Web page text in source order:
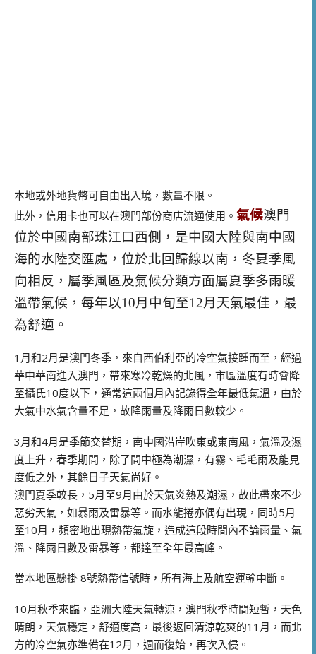
本地或外地貨幣可自由出入境，數量不限。
此外，信用卡也可以在澳門部份商店流通使用。 氣候澳門
位於中國南部珠江口西側，是中國大陸與南中國
海的水陸交匯處，位於北回歸線以南，冬夏季風
向相反，屬季風區及氣候分類方面屬夏季多雨暖
溫帶氣候，每年以10月中旬至12月天氣最佳，最
為舒適。
1月和2月是澳門冬季，來自西伯利亞的冷空氣接踵而至，經過
華中華南進入澳門，帶來寒冷乾燥的北風，市區溫度有時會降
至攝氏10度以下，通常這兩個月內記錄得全年最低氣溫，由於
大氣中水氣含量不足，故降雨量及降雨日數較少。
3月和4月是季節交替期，南中國沿岸吹東或東南風，氣溫及濕
度上升，春季期間，除了間中極為潮濕，有霧、毛毛雨及能見
度低之外，其餘日子天氣尚好。
澳門夏季較長，5月至9月由於天氣炎熱及潮濕，故此帶來不少
惡劣天氣，如暴雨及雷暴等。而水龍捲亦偶有出現，同時5月
至10月，頻密地出現熱帶氣旋，造成這段時間內不論雨量、氣
溫、降雨日數及雷暴等，都達至全年最高峰。
當本地區懸掛 8號熱帶信號時，所有海上及航空運輸中斷。
10月秋季來臨，亞洲大陸天氣轉涼，澳門秋季時間短暫，天色
晴朗，天氣穩定，舒適度高，最後返回清涼乾爽的11月，而北
方的冷空氣亦準備在12月，週而復始，再次入侵。